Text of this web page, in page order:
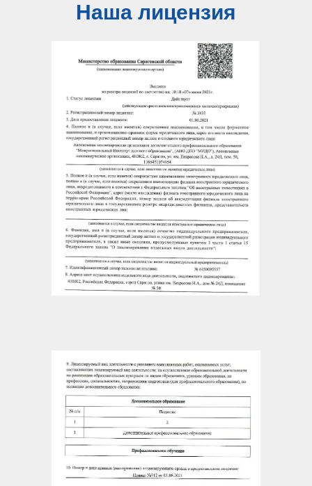
Наша лицензия